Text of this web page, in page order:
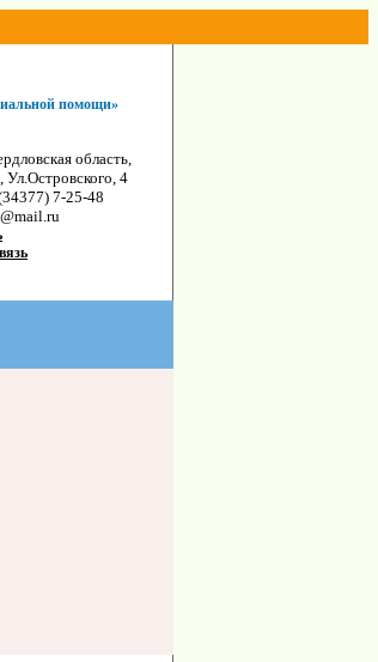
помощи»
область,
Ул.Островского, 4
7-25-48